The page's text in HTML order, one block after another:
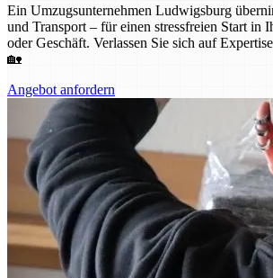
Ein Umzugsunternehmen Ludwigsburg
und Transport – für einen stressfreien Start in
oder Geschäft. Verlassen Sie sich auf
🏡
Angebot anfordern